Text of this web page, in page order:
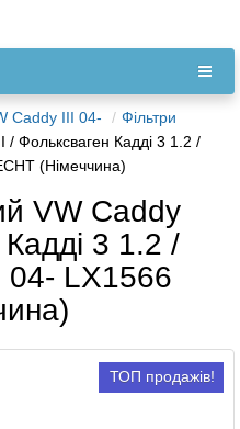
Caddy III 04-
Фільтри
/ Фольксваген Кадді 3 1.2 /
(Німеччина)
VW Caddy
3 1.2 /
04- LX1566
ТОП продажів!